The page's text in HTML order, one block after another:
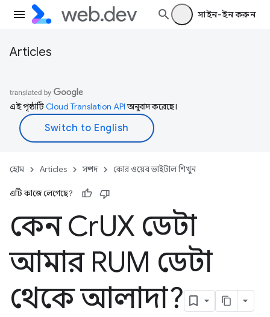
সাইন-ইন করুন
Articles
এই পৃষ্ঠাটিCloud Translation APIঅনুবাদ করেছে।
হোম Articles সম্পদ কোর ওয়েব ভাইটাল শিখুন
এটি কাজে লেগেছে?
কেন CrUX ডেটা
আমার RUM ডেটা
থেকে আলাদা?